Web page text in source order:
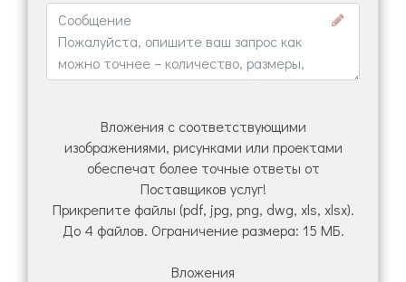
Вложения с соответствующими
изображениями, рисунками или проектами
обеспечат более точные ответы от
Поставщиков услуг!
Прикрепите файлы (pdf, jpg, png, dwg, xls, xlsx).
До 4 файлов. Ограничение размера: 15 МБ.
Вложения